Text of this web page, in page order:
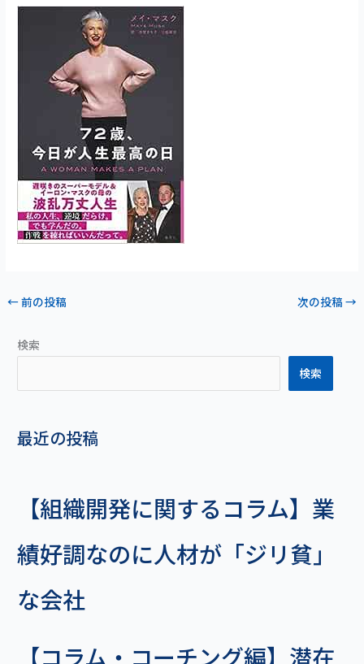
←前の投稿 次の投稿 →
検索
検索
最近の投稿
【組織開発に関するコラム】業
績好調なのに人材が「ジリ貧」
な会社
【コラム・コーチング編】潜在